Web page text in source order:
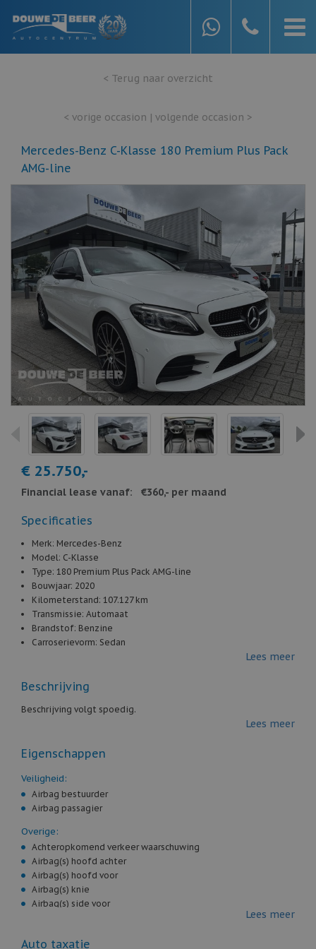
< Terug naar overzicht
< vorige occasion | volgende occasion >
Mercedes-Benz C-Klasse 180 Premium Plus Pack
AMG-line
€ 25.750,-
Financial lease vanaf: €360,- per maand
Specificaties
Merk: Mercedes-Benz
Model: C-Klasse
Type: 180 Premium Plus Pack AMG-line
Bouwjaar: 2020
Kilometerstand: 107.127 km
Transmissie: Automaat
Brandstof: Benzine
Carroserievorm: Sedan
Aantal cilinders:
Vermogen:156 pk
Lees meer
Beschrijving
Beschrijving volgt spoedig.
Lees meer
Eigenschappen
Veiligheid:
Airbag bestuurder
Airbag passagier
Overige:
Achteropkomend verkeer waarschuwing
Airbag(s) hoofd achter
Airbag(s) hoofd voor
Airbag(s) knie
Airbag(s) side voor
Aluminium delen exterieur
Lees meer
Auto taxatie